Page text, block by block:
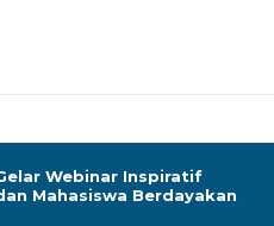
Webinar Inspiratif
Mahasiswa Berdayakan